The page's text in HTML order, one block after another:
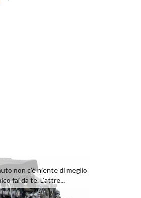
non c’è niente di meglio
fai da te. L’attre...